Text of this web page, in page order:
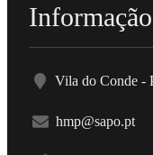
Informação
Vila do Conde -
hmp@sapo.pt